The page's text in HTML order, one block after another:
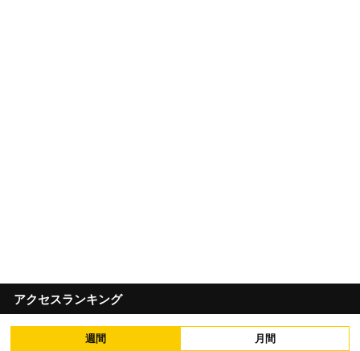
アクセスランキング
週間 月間